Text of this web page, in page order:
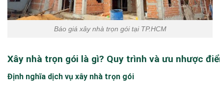
Báo giá xây nhà trọn gói tại TP.HCM
Xây nhà trọn gói là gì? Quy trình và ưu nhược
Định nghĩa dịch vụ xây nhà trọn gói